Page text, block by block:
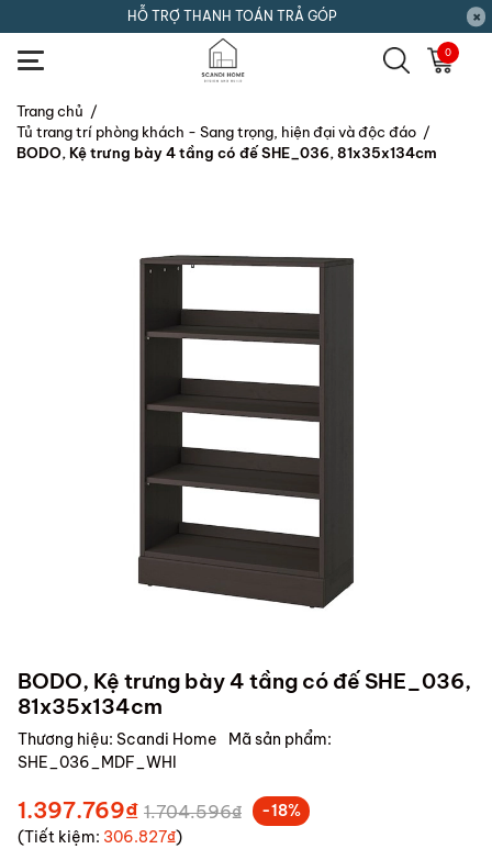
HỖ TRỢ THANH TOÁN TRẢ GÓP
0
Trang chủ /
Tủ trang trí phòng khách - Sang trọng, hiện đại và độc đáo /
BODO, Kệ trưng bày 4 tầng có đế SHE_036, 81x35x134cm
BODO, Kệ trưng bày 4 tầng có đế SHE_036,
81x35x134cm
Thương hiệu: Scandi Home
Mã sản phẩm:
SHE_036_MDF_WHI
1.397.769₫ 1.704.596₫
-18%
(Tiết kiệm: 306.827₫)